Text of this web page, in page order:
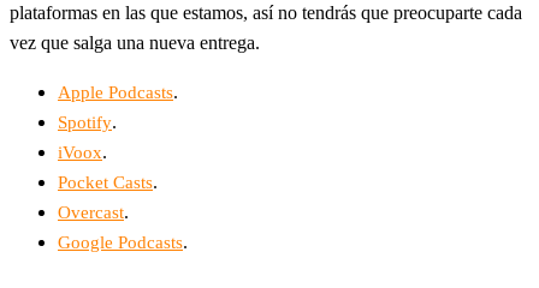
plataformas en las que estamos, así no tendrás que preocuparte cada
vez que salga una nueva entrega.
Apple Podcasts.
Spotify.
iVoox.
Pocket Casts.
Overcast.
Google Podcasts.